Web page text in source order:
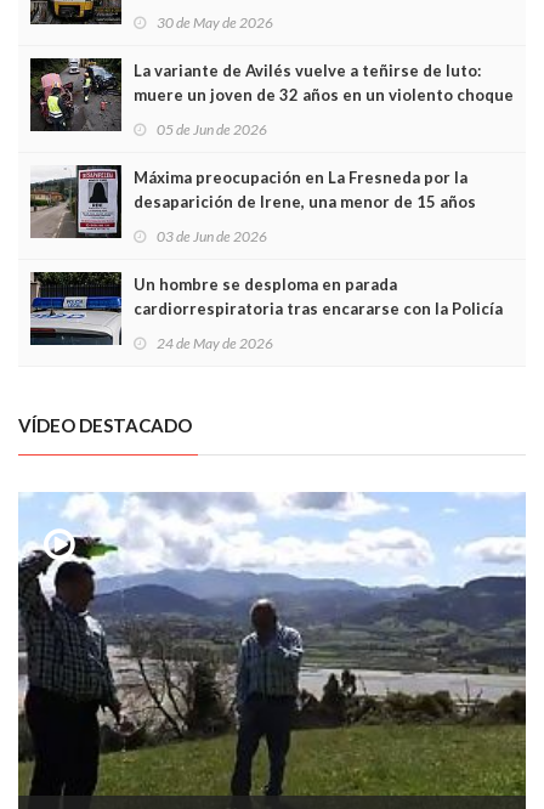
sobrecoste de los trenes que no cabían por los
30 de May de 2026
La variante de Avilés vuelve a teñirse de luto:
muere un joven de 32 años en un violento choque
frontal
05 de Jun de 2026
Máxima preocupación en La Fresneda por la
desaparición de Irene, una menor de 15 años
03 de Jun de 2026
Un hombre se desploma en parada
cardiorrespiratoria tras encararse con la Policía
Local en Luanco
24 de May de 2026
VÍDEO DESTACADO